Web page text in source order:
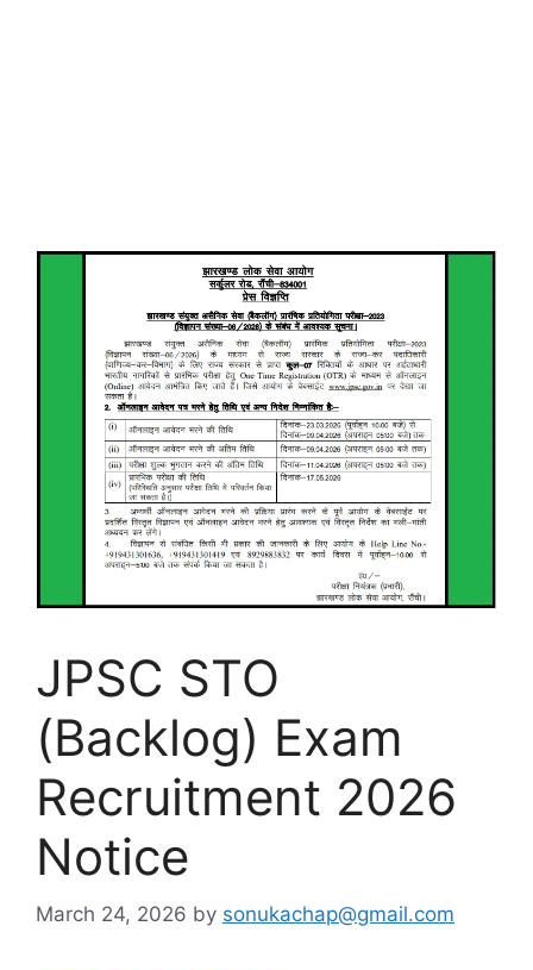
JPSC STO
(Backlog) Exam
Recruitment 2026
Notice
March 24, 2026 by sonukachap@gmail.com